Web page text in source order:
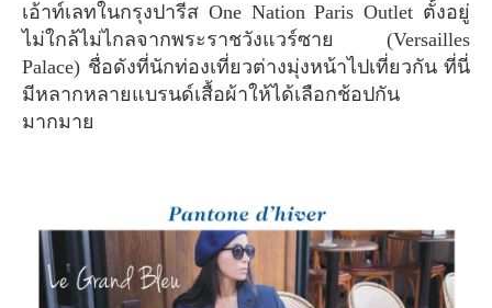
เอ้าท์เลทในกรุงปารีส One Nation Paris Outlet ตั้งอยู่
ไม่ใกล้ไม่ไกลจากพระราชวังแวร์ซาย (Versailles
Palace) ชื่อดังที่นักท่องเที่ยวต่างมุ่งหน้าไปเที่ยวกัน ที่นี่
มีหลากหลายแบรนด์เสื้อผ้าให้ได้เลือกช้อปกัน
มากมาย